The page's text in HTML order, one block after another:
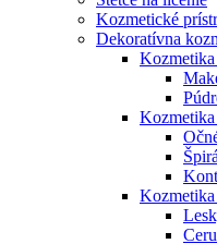
Kozmetické
Dekoratívna
Kozmetika